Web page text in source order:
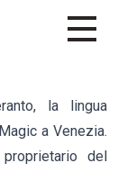
la lingua
a Venezia.
del